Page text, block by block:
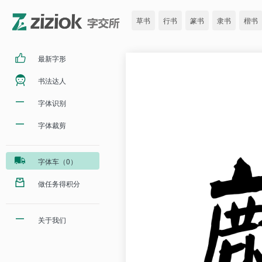
草书 行书 篆书 隶书 楷书
最新字形
书法达人
字体识别
字体裁剪
字体车（0）
做任务得积分
关于我们